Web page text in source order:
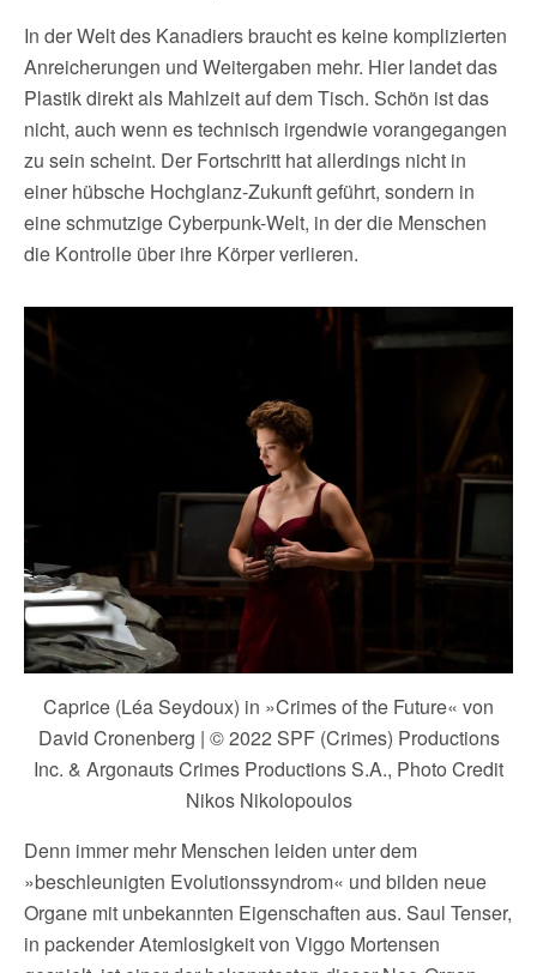
In der Welt des Kanadiers braucht es keine komplizierten
Anreicherungen und Weitergaben mehr. Hier landet das
Plastik direkt als Mahlzeit auf dem Tisch. Schön ist das
nicht, auch wenn es technisch irgendwie vorangegangen
zu sein scheint. Der Fortschritt hat allerdings nicht in
einer hübsche Hochglanz-Zukunft geführt, sondern in
eine schmutzige Cyberpunk-Welt, in der die Menschen
die Kontrolle über ihre Körper verlieren.
Caprice (Léa Seydoux) in »Crimes of the Future« von
David Cronenberg | © 2022 SPF (Crimes) Productions
Inc. & Argonauts Crimes Productions S.A., Photo Credit
Nikos Nikolopoulos
Denn immer mehr Menschen leiden unter dem
»beschleunigten Evolutionssyndrom« und bilden neue
Organe mit unbekannten Eigenschaften aus. Saul Tenser,
in packender Atemlosigkeit von Viggo Mortensen